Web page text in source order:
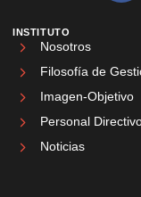
INSTITUTO
Nosotros
Filosofía de
Imagen-Objetivo
Personal
Noticias